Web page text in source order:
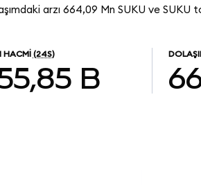
arzı 664,09 Mn SUKU ve
HACMI (24S)
B